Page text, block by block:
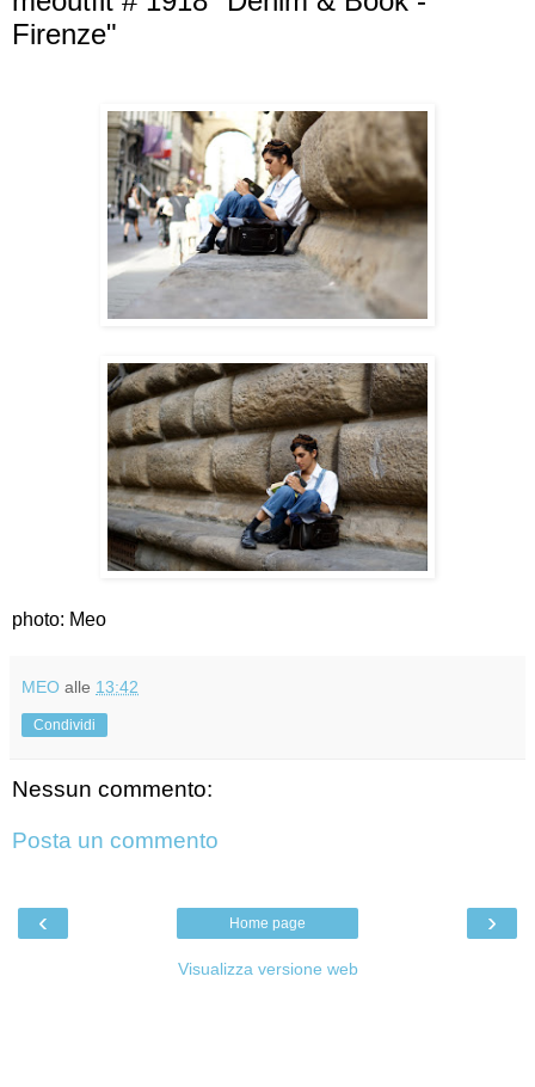
Firenze"
photo: Meo
MEO alle 13:42
Condividi
Nessun commento:
Posta un commento
‹ ›
Home page
Visualizza versione web